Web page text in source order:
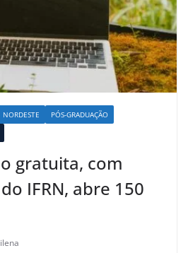
NORDESTE
PÓS-GRADUAÇÃO
gratuita, com
IFRN, abre 150